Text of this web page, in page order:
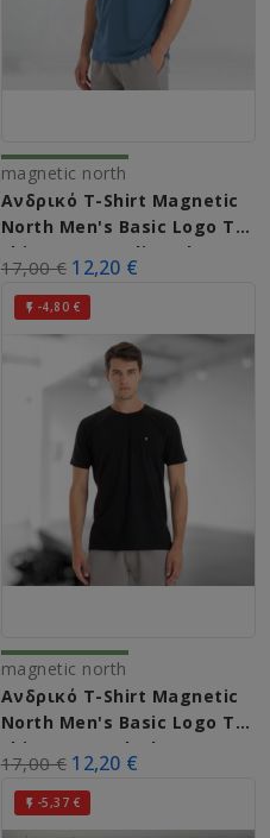
magnetic north
Ανδρικό T-Shirt Magnetic
North Men's Basic Logo T-
Shirt 50031 (Indigo Blue)
17,00 € 12,20 €
 -4,80 €
magnetic north
Ανδρικό T-Shirt Magnetic
North Men's Basic Logo T-
Shirt 50031 (Black)
17,00 € 12,20 €
 -5,37 €